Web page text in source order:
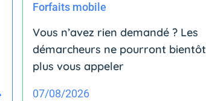
Forfaits mobile
Vous n’avez rien demandé ? Les
démarcheurs ne pourront bientôt
plus vous appeler
07/08/2026